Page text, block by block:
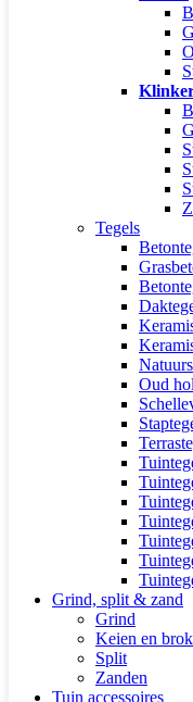
Tegels
Oud
Grind, split & zand
Grind
Keien en
Split
Zanden
Tuin accessoires